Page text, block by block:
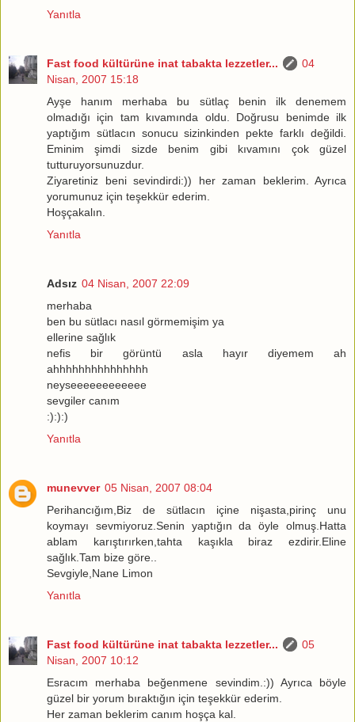
Yanıtla
Fast food kültürüne inat tabakta lezzetler...
04
Nisan, 2007 15:18
Ayşe hanım merhaba bu sütlaç benin ilk denemem
olmadığı için tam kıvamında oldu. Doğrusu benimde ilk
yaptığım sütlacın sonucu sizinkinden pekte farklı değildi.
Eminim şimdi sizde benim gibi kıvamını çok güzel
tutturuyorsunuzdur.
Ziyaretiniz beni sevindirdi:)) her zaman beklerim. Ayrıca
yorumunuz için teşekkür ederim.
Hoşçakalın.
Yanıtla
Adsız 04 Nisan, 2007 22:09
merhaba
ben bu sütlacı nasıl görmemişim ya
ellerine sağlık
nefis bir görüntü asla hayır diyemem ah
ahhhhhhhhhhhhhhh
neyseeeeeeeeeeee
sevgiler canım
:):):)
Yanıtla
munevver 05 Nisan, 2007 08:04
Perihancığım,Biz de sütlacın içine nişasta,pirinç unu
koymayı sevmiyoruz.Senin yaptığın da öyle olmuş.Hatta
ablam karıştırırken,tahta kaşıkla biraz ezdirir.Eline
sağlık.Tam bize göre..
Sevgiyle,Nane Limon
Yanıtla
Fast food kültürüne inat tabakta lezzetler...
05
Nisan, 2007 10:12
Esracım merhaba beğenmene sevindim.:)) Ayrıca böyle
güzel bir yorum bıraktığın için teşekkür ederim.
Her zaman beklerim canım hoşça kal.